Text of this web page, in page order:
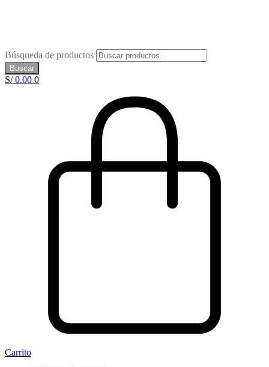
Búsqueda de productos
Buscar
S/0.00 0
Carrito